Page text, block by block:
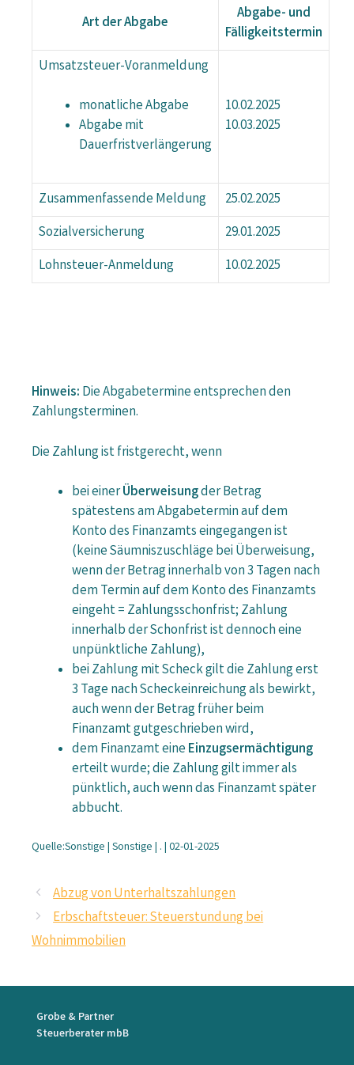
Art der Abgabe
Abgabe- und
Fälligkeitstermin
Umsatzsteuer-Voranmeldung
monatliche Abgabe
Abgabe mit
Dauerfristverlängerung
10.02.2025
10.03.2025
Zusammenfassende Meldung
25.02.2025
Sozialversicherung
29.01.2025
Lohnsteuer-Anmeldung
10.02.2025
Hinweis: Die Abgabetermine entsprechen den
Zahlungsterminen.
Die Zahlung ist fristgerecht, wenn
bei einerÜberweisungder Betrag
spätestens am Abgabetermin auf dem
Konto des Finanzamts eingegangen ist
(keine Säumniszuschläge bei Überweisung,
wenn der Betrag innerhalb von 3 Tagen nach
dem Termin auf dem Konto des Finanzamts
eingeht = Zahlungsschonfrist; Zahlung
innerhalb der Schonfrist ist dennoch eine
unpünktliche Zahlung),
bei Zahlung mit Scheck gilt die Zahlung erst
3 Tage nach Scheckeinreichung als bewirkt,
auch wenn der Betrag früher beim
Finanzamt gutgeschrieben wird,
dem Finanzamt eine Einzugsermächtigung
erteilt wurde; die Zahlung gilt immer als
pünktlich, auch wenn das Finanzamt später
abbucht.
Quelle:Sonstige | Sonstige | . | 02-01-2025
Abzug von Unterhaltszahlungen
Erbschaftsteuer: Steuerstundung bei
Wohnimmobilien
Grobe & Partner
Steuerberater mbB